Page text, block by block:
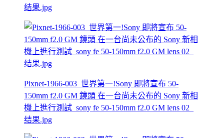
结果.jpg
Pixnet-1966-003_世界第一!Sony 即將宣布 50-
150mm f2.0 GM 鏡頭 在一台尚未公布的 Sony 新相
機上進行測試_sony fe 50-150mm f2.0 GM lens 02_
结果.jpg